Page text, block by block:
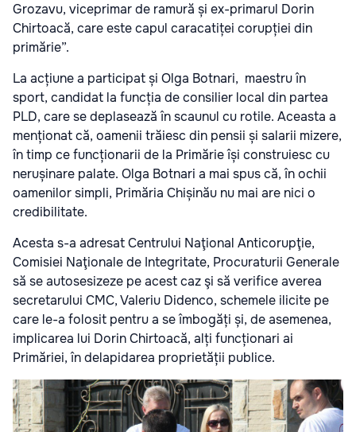
Grozavu, viceprimar de ramură și ex-primarul Dorin
Chirtoacă, care este capul caracatiței corupției din
primărie”.
La acțiune a participat și Olga Botnari, maestru în
sport, candidat la funcția de consilier local din partea
PLD, care se deplasează în scaunul cu rotile. Aceasta a
menționat că, oamenii trăiesc din pensii și salarii mizere,
în timp ce funcționarii de la Primărie își construiesc cu
nerușinare palate. Olga Botnari a mai spus că, în ochii
oamenilor simpli, Primăria Chișinău nu mai are nici o
credibilitate.
Acesta s-a adresat Centrului Naţional Anticorupţie,
Comisiei Naţionale de Integritate, Procuraturii Generale
să se autosesizeze pe acest caz şi să verifice averea
secretarului CMC, Valeriu Didenco, schemele ilicite pe
care le-a folosit pentru a se îmbogăți și, de asemenea,
implicarea lui Dorin Chirtoacă, alți funcționari ai
Primăriei, în delapidarea proprietății publice.